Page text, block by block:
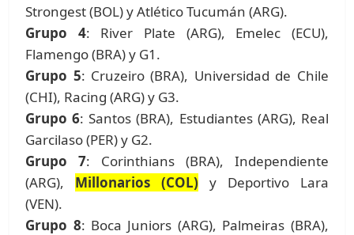
Strongest (BOL) y Atlético Tucumán (ARG).
Grupo 4: River Plate (ARG), Emelec (ECU),
Flamengo (BRA) y G1.
Grupo 5: Cruzeiro (BRA), Universidad de Chile
(CHI), Racing (ARG) y G3.
Grupo 6: Santos (BRA), Estudiantes (ARG), Real
Garcilaso (PER) y G2.
Grupo 7: Corinthians (BRA), Independiente
(ARG), Millonarios (COL) y Deportivo Lara
(VEN).
Grupo 8: Boca Juniors (ARG), Palmeiras (BRA),